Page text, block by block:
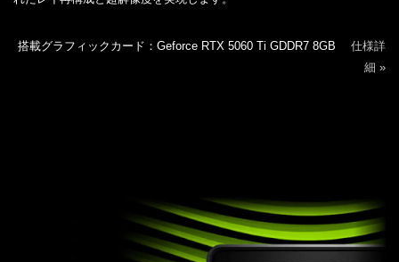
搭載グラフィックカード：Geforce RTX 5060 Ti GDDR7 8GB 仕様詳
細 »